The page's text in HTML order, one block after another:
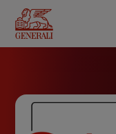
contenu
principal